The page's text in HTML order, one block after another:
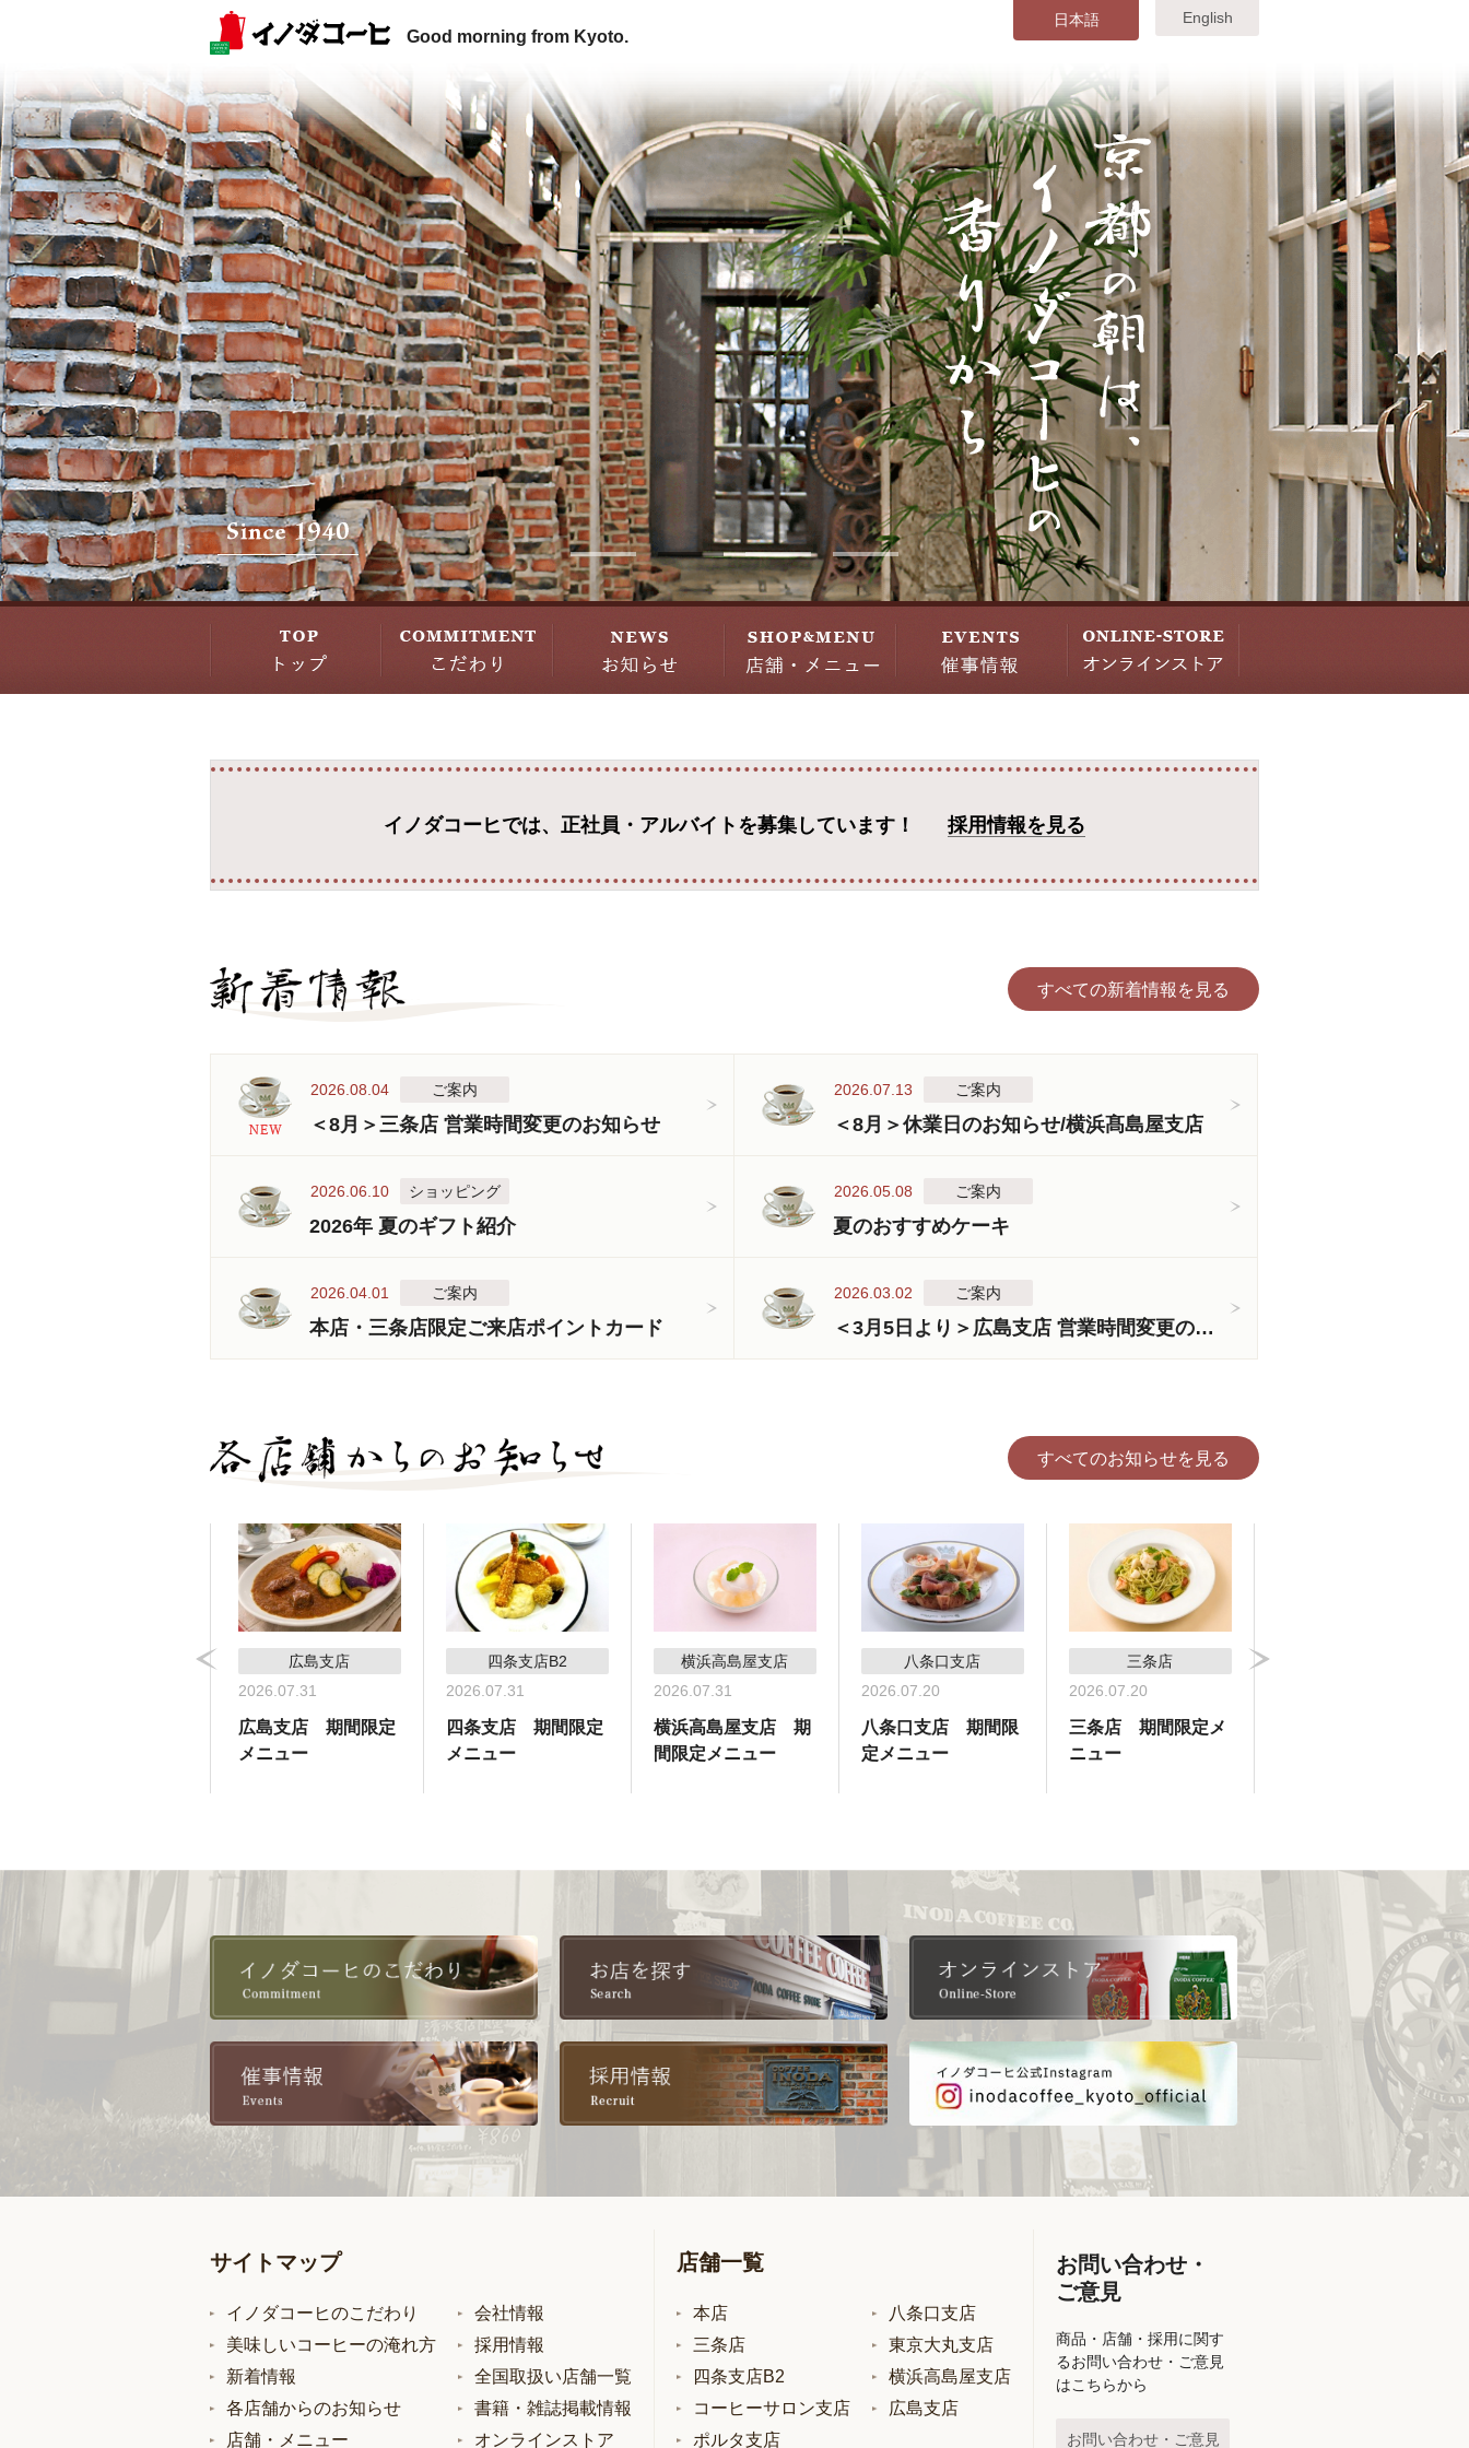
Good morning from Kyoto.
日本語 English
イノダコーヒでは、 正社員・アルバイトを募集しています！ 採用情報を見る
すべての新着情報を見る
2026.08.04 ご案内
＜8月＞三条店 営業時間変更のお知らせ
2026.07.13 ご案内
＜8月＞休業日のお知らせ/横浜髙島屋支店
2026.06.10 ショッピング
2026年 夏のギフト紹介
2026.05.08 ご案内
夏のおすすめケーキ
2026.04.01 ご案内
本店・三条店限定ご来店ポイントカード
2026.03.02 ご案内
＜3月5日より＞広島支店 営業時間変更のお知らせ
すべてのお知らせを見る
広島支店
2026.07.31
広島支店 期間限定
メニュー
四条支店B2
2026.07.31
四条支店 期間限定
メニュー
横浜高島屋支店
2026.07.31
横浜高島屋支店 期
間限定メニュー
八条口支店
2026.07.20
八条口支店 期間限
定メニュー
三条店
2026.07.20
三条店 期間限定メ
ニュー
サイトマップ
イノダコーヒのこだわり
美味しいコーヒーの淹れ方
新着情報
各店舗からのお知らせ
店舗・メニュー
会社情報
採用情報
全国取扱い店舗一覧
書籍・雑誌掲載情報
オンラインストア
店舗一覧
本店
三条店
四条支店B2
コーヒーサロン支店
ポルタ支店
八条口支店
東京大丸支店
横浜高島屋支店
広島支店
お問い合わせ・
ご意見
商品・店舗・採用に関す
るお問い合わせ・ご意見
はこちらから
お問い合わせ・ご意見